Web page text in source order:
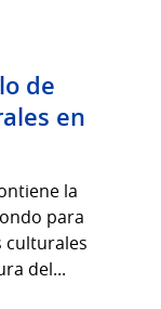
de
en
la
para
culturales
del...